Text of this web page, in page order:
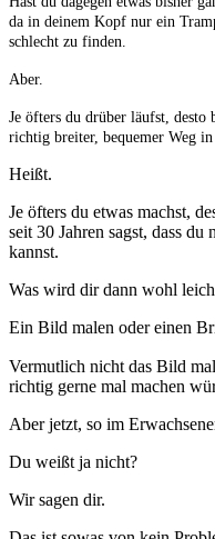
da in deinem Kopf nur ein
schlecht zu finden.
Aber.
Je öfters du drüber läufst,
richtig breiter, bequemer Weg
Heißt.
Je öfters du etwas machst,
seit 30 Jahren sagst, dass du
kannst.
Was wird dir dann wohl
Ein Bild malen oder einen
Vermutlich nicht das Bild
richtig gerne mal machen
Aber jetzt, so im
Du weißt ja nicht?
Wir sagen dir.